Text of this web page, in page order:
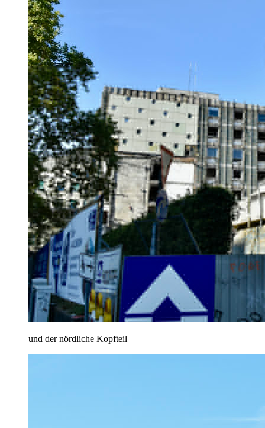
und der nördliche Kopfteil